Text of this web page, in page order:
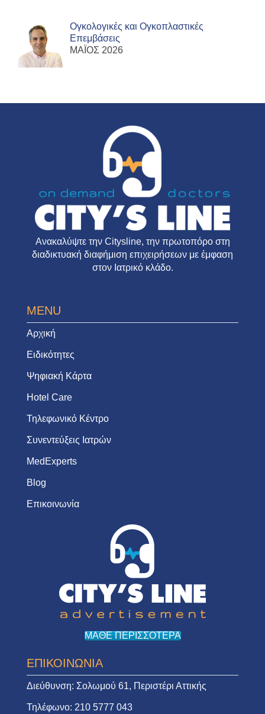
Ογκολογικές και Ογκοπλαστικές
Επεμβάσεις
ΜΑΪΟΣ 2026
Ανακαλύψτε την Citysline, την πρωτοπόρο στη
διαδικτυακή διαφήμιση επιχειρήσεων με έμφαση
στον Ιατρικό κλάδο.
MENU
Αρχική
Ειδικότητες
Ψηφιακή Κάρτα
Hotel Care
Τηλεφωνικό Κέντρο
Συνεντεύξεις Ιατρών
MedExperts
Blog
Επικοινωνία
ΜΑΘΕ ΠΕΡΙΣΣΟΤΕΡΑ
ΕΠΙΚΟΙΝΩΝΙΑ
Διεύθυνση: Σολωμού 61, Περιστέρι Αττικής
Τηλέφωνο: 210 5777 043